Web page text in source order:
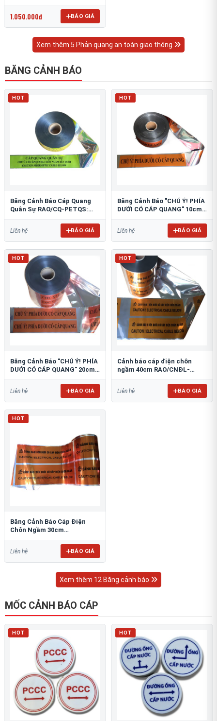
1.050.000đ BÁO GIÁ
Xem thêm 5 Phản quang an toàn giao thông
BĂNG CẢNH BÁO
HOT
Băng Cảnh Báo Cáp Quang
Quân Sự RAO/CQ-PETQS:
Liên hệ BÁO GIÁ
HOT
Băng Cảnh Báo "CHÚ Ý! PHÍA
DƯỚI CÓ CÁP QUANG" 10cm:
Liên hệ BÁO GIÁ
HOT
Băng Cảnh Báo "CHÚ Ý! PHÍA
DƯỚI CÓ CÁP QUANG" 20cm
Liên hệ BÁO GIÁ
HOT
Cảnh báo cáp điện chôn
ngầm 40cm RAO/CNĐL-
Liên hệ BÁO GIÁ
HOT
Băng Cảnh Báo Cáp Điện
Chôn Ngầm 30cm
Liên hệ BÁO GIÁ
Xem thêm 12 Băng cảnh báo
MỐC CẢNH BÁO CÁP
HOT HOT